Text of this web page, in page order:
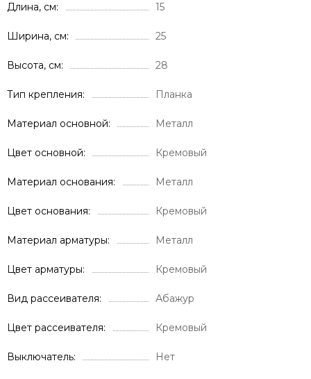
Длина, см 15
Ширина, см 25
Высота, см 28
Тип крепления Планка
Материал основной Металл
Цвет основной Кремовый
Материал основания Металл
Цвет основания Кремовый
Материал арматуры Металл
Цвет арматуры Кремовый
Вид рассеивателя Абажур
Цвет рассеивателя Кремовый
Выключатель Нет